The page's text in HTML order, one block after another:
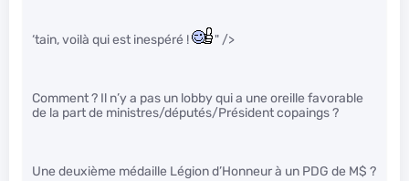
‘tain, voilà qui est inespéré ! " />
Comment ? Il n’y a pas un lobby qui a une oreille favorable
de la part de ministres/députés/Président copaings ?
Une deuxième médaille Légion d’Honneur à un PDG de M$ ?